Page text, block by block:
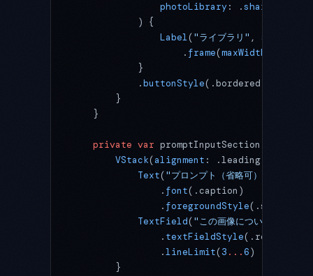
                photoLibrary
: .shared
            ) {
                Label
("ライブラリ" ,
                    .
frame(maxWidth
            }
            .
buttonStyle(.bordered)
        }
    }
    private
var promptInputSection:
        VStack
(alignment : .leading,
            Text
("プロンプト（省略可）"
                .
font(.caption)
                .
foregroundStyle
            TextField
("この画像について..."
                .
textFieldStyle
                .
lineLimit(3 ...6)
        }